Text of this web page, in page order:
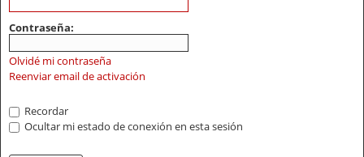
Contraseña:
Olvidé mi contraseña
Reenviar email de activación
Recordar
Ocultar mi estado de conexión en esta sesión